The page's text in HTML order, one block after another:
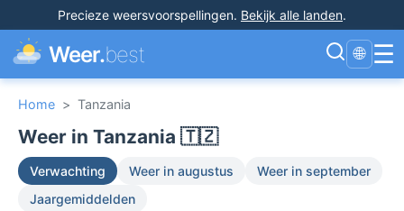
Precieze weersvoorspellingen. Bekijk alle landen.
Weer.best 🌐 ☰
Home > Tanzania
Weer in Tanzania 🇹🇿
Verwachting Weer in augustus
Weer in september
Jaargemiddelden